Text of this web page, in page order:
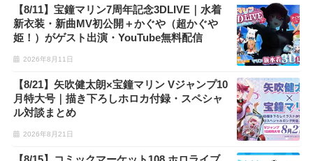
2026年8月11日
【8/11】宝鐘マリン7周年記念3DLIVE｜水着
新衣装・新曲MV初公開＋かぐや（超かぐや
姫！）がゲスト出演・YouTube無料配信
2026年8月21日
【8/21】矢吹健太朗×宝鐘マリン Vジャンプ10
月特大号｜描き下ろしホロカ付録・スペシャ
ル対談まとめ